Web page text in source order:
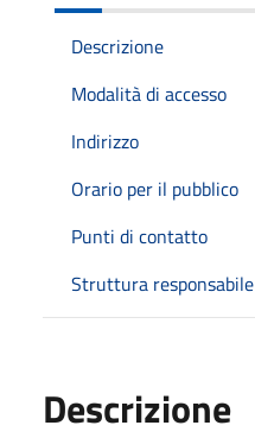
Descrizione
Modalità di accesso
Indirizzo
Orario per il pubblico
Punti di contatto
Struttura responsabile
Descrizione